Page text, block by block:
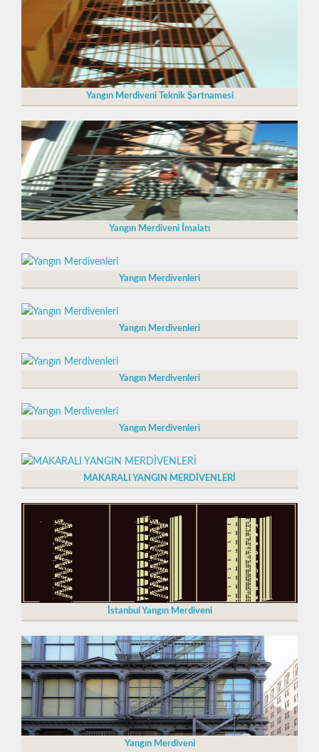
Yangın Merdiveni Teknik Şartnamesi
Yangın Merdiveni İmalatı
Yangın Merdivenleri
Yangın Merdivenleri
Yangın Merdivenleri
Yangın Merdivenleri
MAKARALI YANGIN MERDİVENLERİ
İstanbul Yangın Merdiveni
Yangın Merdiveni